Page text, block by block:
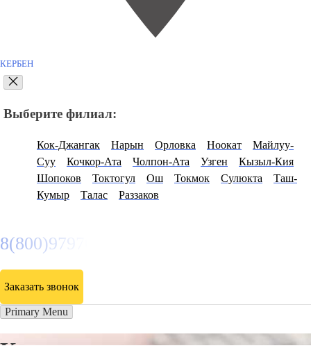
КЕРБЕН
Выберите филиал:
Кок-Джангак Нарын Орловка Ноокат
Майлуу-
Суу
Кочкор-Ата Чолпон-Ата Узген
Кызыл-Кия
Шопоков
Токтогул Ош Токмок Сулюкта
Таш-
Кумыр
Талас Раззаков
8(800)9797043
Заказать звонок
Primary Menu
Курсы программирования в